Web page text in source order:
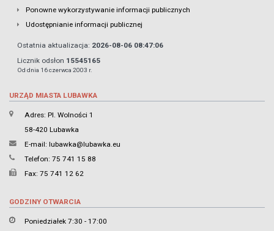
Ponowne wykorzystywanie informacji publicznych
Udostępnianie informacji publicznej
Ostatnia aktualizacja: 2026-08-06 08:47:06
Licznik odsłon 15545165
Od dnia 16 czerwca 2003 r.
URZĄD MIASTA LUBAWKA
Adres: Pl. Wolności 1
58-420 Lubawka
E-mail: lubawka@lubawka.eu
Telefon: 75 741 15 88
Fax: 75 741 12 62
GODZINY OTWARCIA
Poniedziałek 7:30 - 17:00